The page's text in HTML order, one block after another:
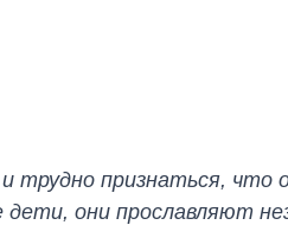
трудно признаться, что
они прославляют